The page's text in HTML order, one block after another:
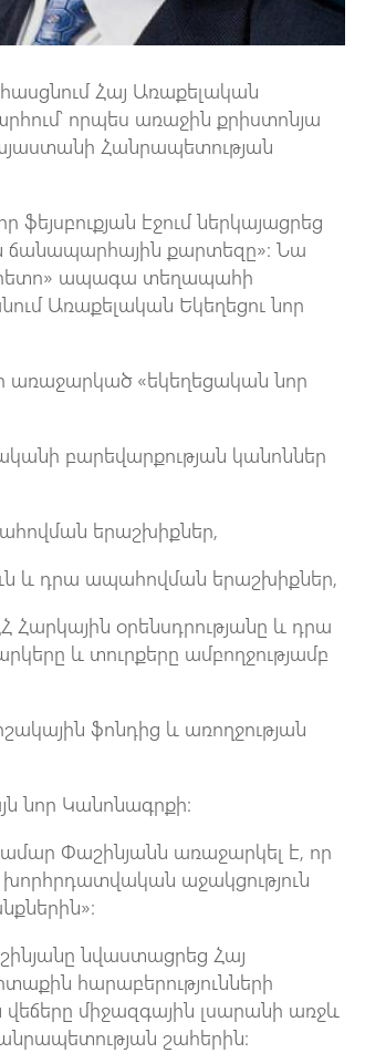
Հայ Առաքելական
որպես առաջին քրիստոնյա
Հանրապետության
էջում ներկայացրեց
ճանապարհային քարտեզը»։ Նա
հետո» ապագա տեղապահի
Առաքելական Եկեղեցու նոր
առաջարկած «եկեղեցական նոր
բարեվարքության կանոններ
երաշխիքներ,
և դրա ապահովման երաշխիքներ,
օրենսդրությանը և դրա
և տուրքերը ամբողջությամբ
ֆոնդից և առողջության
նոր Կանոնագրքի։
Փաշինյանն առաջարկել է, որ
խորհրդատվական աջակցություն
նվաստացրեց Հայ
հարաբերությունների
միջազգային լսարանի առջև
շահերին։